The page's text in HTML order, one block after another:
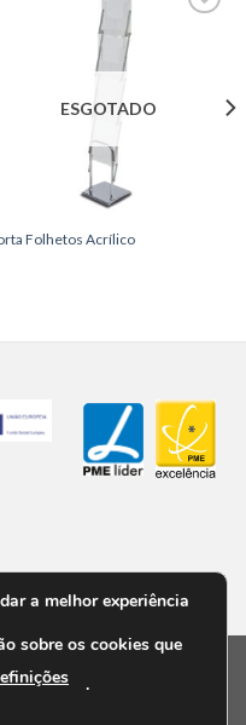
ESGOTADO
Folhetos Acrílico
a melhor experiência
sobre os cookies que
.